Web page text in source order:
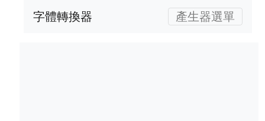
字體轉換器 產生器選單